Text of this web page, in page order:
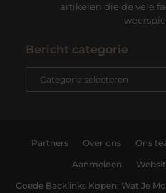
artikelen die de vele
Bericht categorie
Partners Over ons Ons
Aanmelden
Goede Backlinks Kopen: Wat Je